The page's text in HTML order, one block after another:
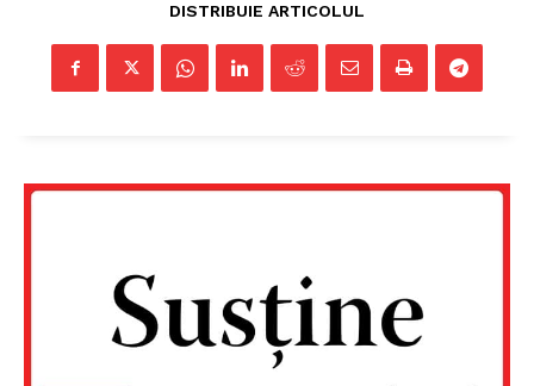
PRESShub
Despre noi / Echipa
Contact
DISTRIBUIE ARTICOLUL